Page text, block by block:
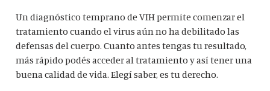
Un diagnóstico temprano de VIH permite comenzar el
tratamiento cuando el virus aún no ha debilitado las
defensas del cuerpo. Cuanto antes tengas tu resultado,
más rápido podés acceder al tratamiento y así tener una
buena calidad de vida. Elegí saber, es tu derecho.